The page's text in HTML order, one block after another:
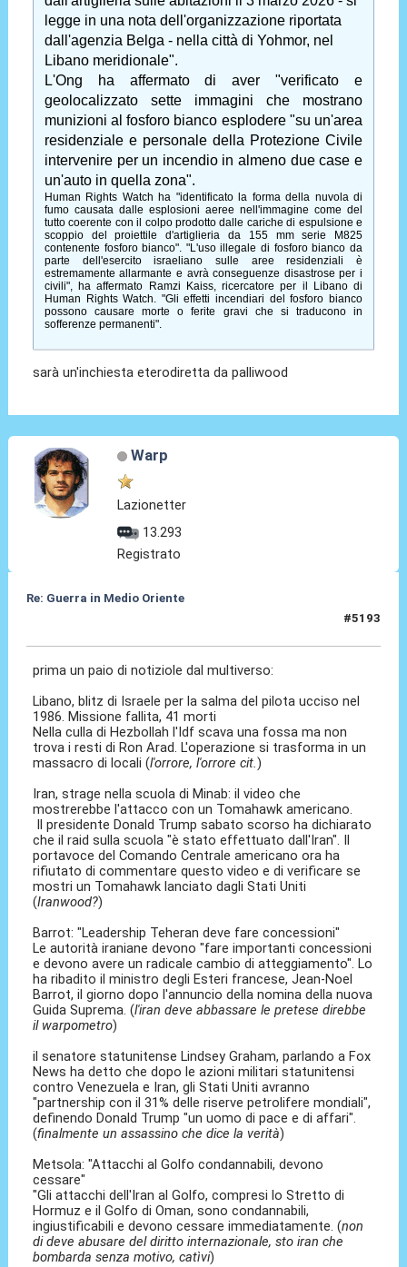
legge in una nota dell'organizzazione riportata
dall'agenzia Belga - nella città di Yohmor, nel
Libano meridionale".
L'Ong ha affermato di aver "verificato e
geolocalizzato sette immagini che mostrano
munizioni al fosforo bianco esplodere "su un'area
residenziale e personale della Protezione Civile
intervenire per un incendio in almeno due case e
un'auto in quella zona".
Human Rights Watch ha "identificato la forma della nuvola di
fumo causata dalle esplosioni aeree nell'immagine come del
tutto coerente con il colpo prodotto dalle cariche di espulsione e
scoppio del proiettile d'artiglieria da 155 mm serie M825
contenente fosforo bianco". "L'uso illegale di fosforo bianco da
parte dell'esercito israeliano sulle aree residenziali è
estremamente allarmante e avrà conseguenze disastrose per i
civili", ha affermato Ramzi Kaiss, ricercatore per il Libano di
Human Rights Watch. "Gli effetti incendiari del fosforo bianco
possono causare morte o ferite gravi che si traducono in
sofferenze permanenti".
sarà un'inchiesta eterodiretta da palliwood
Warp
Lazionetter
13.293
Registrato
Re: Guerra in Medio Oriente
#5193
prima un paio di notiziole dal multiverso:
Libano, blitz di Israele per la salma del pilota ucciso nel
1986. Missione fallita, 41 morti
Nella culla di Hezbollah l'Idf scava una fossa ma non
trova i resti di Ron Arad. L'operazione si trasforma in un
massacro di locali (l'orrore, l'orrore cit.)
Iran, strage nella scuola di Minab: il video che
mostrerebbe l'attacco con un Tomahawk americano.
Il presidente Donald Trump sabato scorso ha dichiarato
che il raid sulla scuola "è stato effettuato dall'Iran". Il
portavoce del Comando Centrale americano ora ha
rifiutato di commentare questo video e di verificare se
mostri un Tomahawk lanciato dagli Stati Uniti
(Iranwood?)
Barrot: "Leadership Teheran deve fare concessioni"
Le autorità iraniane devono "fare importanti concessioni
e devono avere un radicale cambio di atteggiamento". Lo
ha ribadito il ministro degli Esteri francese, Jean-Noel
Barrot, il giorno dopo l'annuncio della nomina della nuova
Guida Suprema. (l'iran deve abbassare le pretese direbbe
il warpometro)
il senatore statunitense Lindsey Graham, parlando a Fox
News ha detto che dopo le azioni militari statunitensi
contro Venezuela e Iran, gli Stati Uniti avranno
"partnership con il 31% delle riserve petrolifere mondiali",
definendo Donald Trump "un uomo di pace e di affari".
(finalmente un assassino che dice la verità)
Metsola: "Attacchi al Golfo condannabili, devono
cessare"
"Gli attacchi dell'Iran al Golfo, compresi lo Stretto di
Hormuz e il Golfo di Oman, sono condannabili,
ingiustificabili e devono cessare immediatamente. (non
di deve abusare del diritto internazionale, sto iran che
bombarda senza motivo, catìvi)